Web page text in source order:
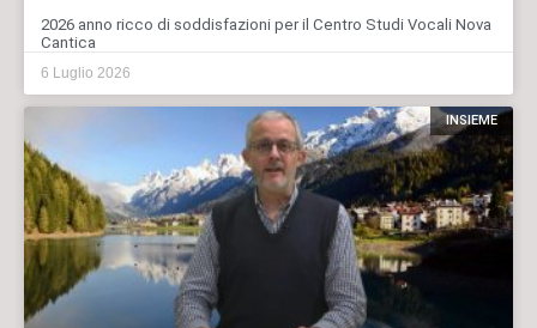
2026 anno ricco di soddisfazioni per il Centro Studi Vocali Nova
Cantica
6 Luglio 2026
INSIEME